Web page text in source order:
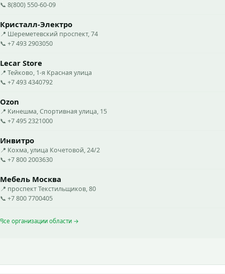
📞 8(800) 550-60-09
Кристалл-Электро
📍 Шереметевский проспект, 74
📞 +7 493 2903050
Lecar Store
📍 Тейково, 1-я Красная улица
📞 +7 493 4340792
Ozon
📍 Кинешма, Спортивная улица, 15
📞 +7 495 2321000
Инвитро
📍 Кохма, улица Кочетовой, 24/2
📞 +7 800 2003630
Мебель Москва
📍 проспект Текстильщиков, 80
📞 +7 800 7700405
Все организации области →